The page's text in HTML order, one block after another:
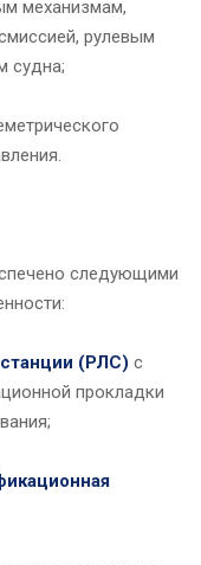
механизмам,
рулевым
судна;
следующими
(РЛС) с
прокладки